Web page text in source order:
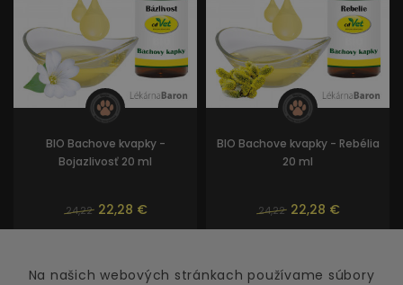
BIO Bachove kvapky -
Bojazlivosť 20 ml
24,22 22,28 €
BIO Bachove kvapky - Rebélia
20 ml
24,22 22,28 €
Na našich webových stránkach používame súbory